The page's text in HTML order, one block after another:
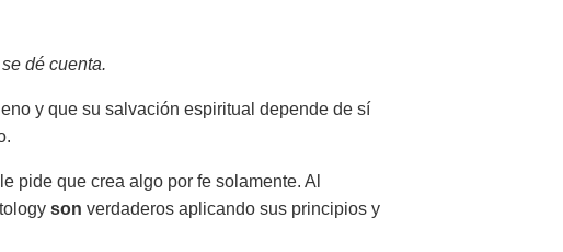
dé cuenta.
y que su salvación espiritual depende de sí
pide que crea algo por fe solamente. Al
son verdaderos aplicando sus principios y